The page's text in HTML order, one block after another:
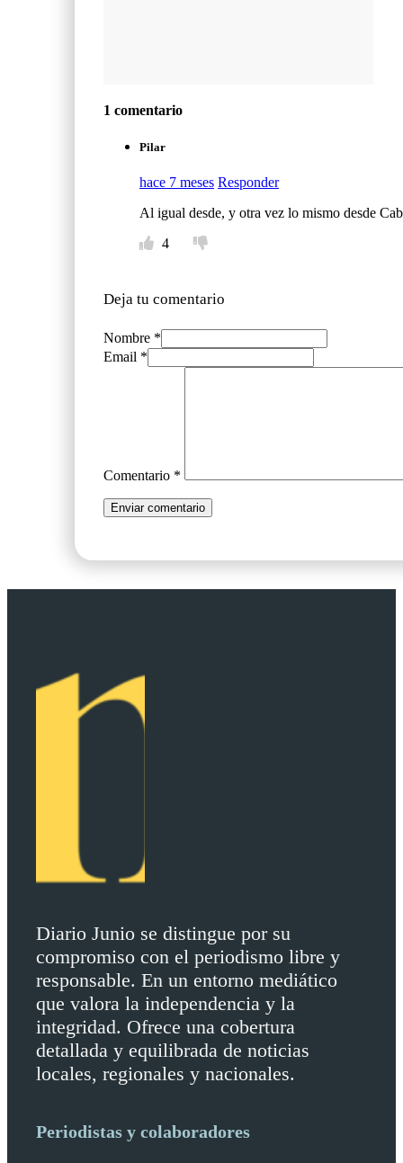
1 comentario
Pilar
hace 7 meses Responder
Al igual desde, y otra vez lo mismo desde
4
Deja tu comentario
Nombre *
Email *
Comentario *
Diario Junio se distingue por su
compromiso con el periodismo libre y
responsable. En un entorno mediático
que valora la independencia y la
integridad. Ofrece una cobertura
detallada y equilibrada de noticias
locales, regionales y nacionales.
Periodistas y colaboradores